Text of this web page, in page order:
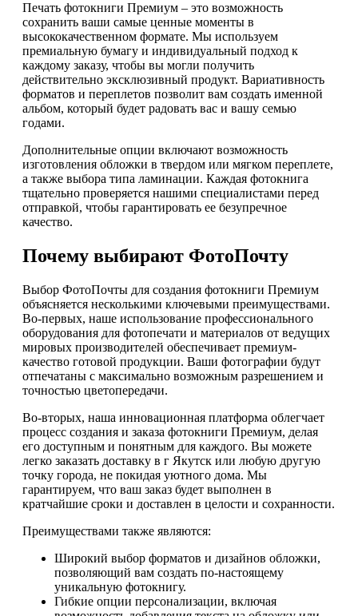
Печать фотокниги Премиум – это возможность
сохранить ваши самые ценные моменты в
высококачественном формате. Мы используем
премиальную бумагу и индивидуальный подход к
каждому заказу, чтобы вы могли получить
действительно эксклюзивный продукт. Вариативность
форматов и переплетов позволит вам создать именной
альбом, который будет радовать вас и вашу семью
годами.
Дополнительные опции включают возможность
изготовления обложки в твердом или мягком переплете,
а также выбора типа ламинации. Каждая фотокнига
тщательно проверяется нашими специалистами перед
отправкой, чтобы гарантировать ее безупречное
качество.
Почему выбирают ФотоПочту
Выбор ФотоПочты для создания фотокниги Премиум
объясняется несколькими ключевыми преимуществами.
Во-первых, наше использование профессионального
оборудования для фотопечати и материалов от ведущих
мировых производителей обеспечивает премиум-
качество готовой продукции. Ваши фотографии будут
отпечатаны с максимально возможным разрешением и
точностью цветопередачи.
Во-вторых, наша инновационная платформа облегчает
процесс создания и заказа фотокниги Премиум, делая
его доступным и понятным для каждого. Вы можете
легко заказать доставку в г Якутск или любую другую
точку города, не покидая уютного дома. Мы
гарантируем, что ваш заказ будет выполнен в
кратчайшие сроки и доставлен в целости и сохранности.
Преимуществами также являются:
Широкий выбор форматов и дизайнов обложки,
позволяющий вам создать по-настоящему
уникальную фотокнигу.
Гибкие опции персонализации, включая